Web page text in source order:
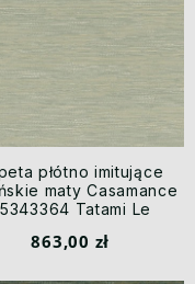
płótno imitujące
maty Casamance
Tatami Le
863,00 zł